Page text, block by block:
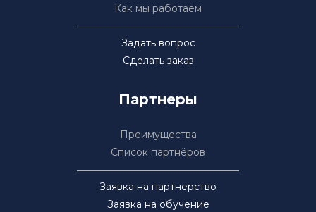
Как мы работаем
Задать вопрос
Сделать заказ
Партнеры
Преимущества
Список партнёров
Заявка на партнерство
Заявка на обучение